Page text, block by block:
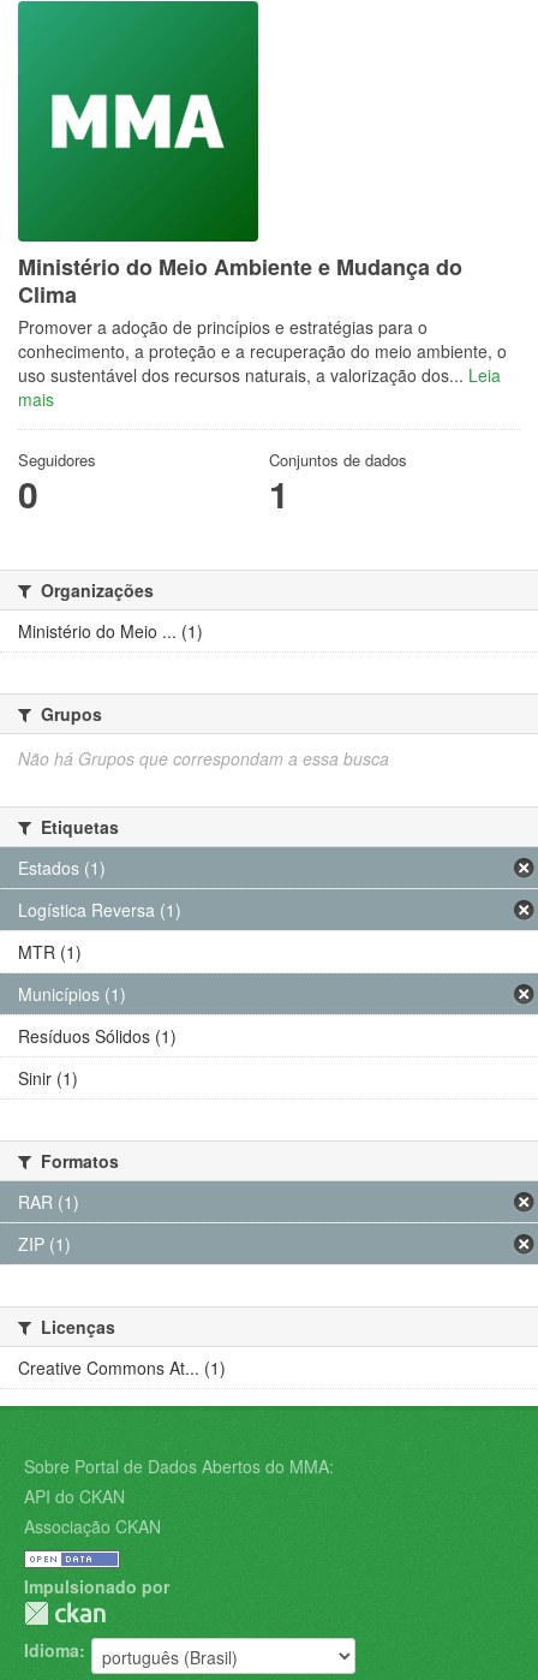
Ministério do Meio Ambiente e Mudança do
Clima
Promover a adoção de princípios e estratégias para o
conhecimento, a proteção e a recuperação do meio ambiente, o
uso sustentável dos recursos naturais, a valorização dos... Leia
mais
Seguidores
0
Conjuntos de dados
1
Organizações
Ministério do Meio ... (1)
Grupos
Não há Grupos que correspondam a essa busca
Etiquetas
Estados (1)
Logística Reversa (1)
MTR (1)
Municípios (1)
Resíduos Sólidos (1)
Sinir (1)
Formatos
RAR (1)
ZIP (1)
Licenças
Creative Commons At... (1)
Sobre Portal de Dados Abertos do MMA:
API do CKAN
Associação CKAN
Impulsionado por
Idioma